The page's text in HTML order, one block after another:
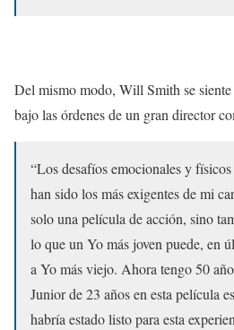
Del mismo modo, Will Smith se
bajo las órdenes de un gran director
“Los desafíos emocionales y
han sido los más exigentes de mi
solo una película de acción, sino
lo que un Yo más joven puede, en
a Yo más viejo. Ahora tengo 50
Junior de 23 años en esta película
habría estado listo para esta